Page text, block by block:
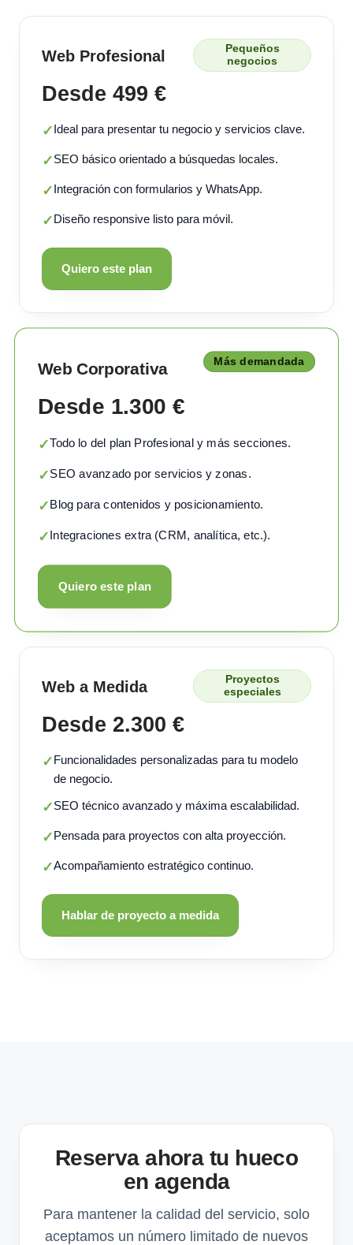
Web Profesional
Pequeños
negocios
Desde 499 €
✓Ideal para presentar tu negocio y servicios clave.
✓SEO básico orientado a búsquedas locales.
✓Integración con formularios y WhatsApp.
✓Diseño responsive listo para móvil.
Quiero este plan
Web Corporativa Más demandada
Desde 1.300 €
✓Todo lo del plan Profesional y más secciones.
✓SEO avanzado por servicios y zonas.
✓Blog para contenidos y posicionamiento.
✓Integraciones extra (CRM, analítica, etc.).
Quiero este plan
Web a Medida
Proyectos
especiales
Desde 2.300 €
✓Funcionalidades personalizadas para tu modelo
de negocio.
✓SEO técnico avanzado y máxima escalabilidad.
✓Pensada para proyectos con alta proyección.
✓Acompañamiento estratégico continuo.
Hablar de proyecto a medida
Reserva ahora tu hueco
en agenda
Para mantener la calidad del servicio, solo
aceptamos un número limitado de nuevos